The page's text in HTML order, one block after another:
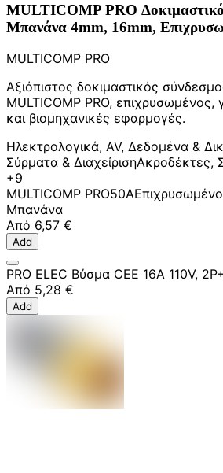
MULTICOMP PRO
Μπανάνα 4mm, 16mm,
MULTICOMP PRO
Αξιόπιστος δοκιμαστικός
MULTICOMP PRO, επιχρυσωμένος,
και βιομηχανικές εφαρμογές.
Ηλεκτρολογικά, AV, Δεδομένα &
Σύρματα & ΔιαχείρισηΑκροδέκτες,
+9
MULTICOMP PRO50A
Μπανάνα
Από 6,57 €
Add
PRO ELEC Βύσμα CEE 16A 110V,
Από 5,28 €
Add